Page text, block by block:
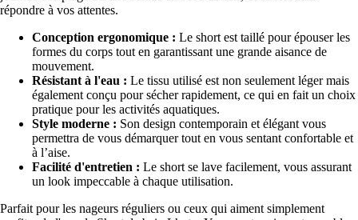
répondre à vos attentes.
Conception ergonomique : Le short est taillé pour épouser les
formes du corps tout en garantissant une grande aisance de
mouvement.
Résistant à l'eau : Le tissu utilisé est non seulement léger mais
également conçu pour sécher rapidement, ce qui en fait un choix
pratique pour les activités aquatiques.
Style moderne : Son design contemporain et élégant vous
permettra de vous démarquer tout en vous sentant confortable et
à l’aise.
Facilité d'entretien : Le short se lave facilement, vous assurant
un look impeccable à chaque utilisation.
Parfait pour les nageurs réguliers ou ceux qui aiment simplement